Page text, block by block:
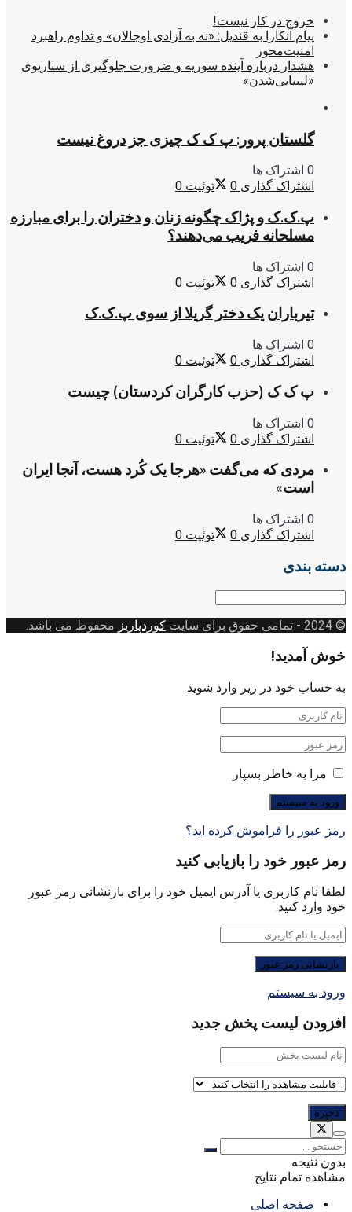
خروج در کار نیست!
پیام آنکارا به قندیل: «نه به آزادی اوجالان» و تداوم راهبرد
امنیت‌محور
هشدار درباره آینده سوریه و ضرورت جلوگیری از سناریوی
«لیبیایی‌شدن»
گلستان پرور: پ ک ک چیزی جز دروغ نیست
0 اشتراک ها
اشتراک گذاری 0 توئیت 0
پ.ک.ک و پژاک چگونه زنان و دختران را برای مبارزه
مسلحانه فریب می‌دهند؟
0 اشتراک ها
اشتراک گذاری 0 توئیت 0
تیرباران یک دختر گریلا از سوی پ.ک.ک
0 اشتراک ها
اشتراک گذاری 0 توئیت 0
پ ک ک (حزب کارگران کردستان) چیست
0 اشتراک ها
اشتراک گذاری 0 توئیت 0
مردی که می‌گفت «هرجا یک کُرد هست، آنجا ایران
است»
0 اشتراک ها
اشتراک گذاری 0 توئیت 0
دسته بندی
© 2024
- تمامی حقوق برای سایت کوردپاریز محفوظ می باشد.
خوش آمدید!
به حساب خود در زیر وارد شوید
مرا به خاطر بسپار
رمز عبور را فراموش کرده اید؟
رمز عبور خود را بازیابی کنید
لطفا نام کاربری یا آدرس ایمیل خود را برای بازنشانی رمز عبور
خود وارد کنید.
ورود به سیستم
افزودن لیست پخش جدید
بدون نتیجه
مشاهده تمام نتایج
صفحه اصلی